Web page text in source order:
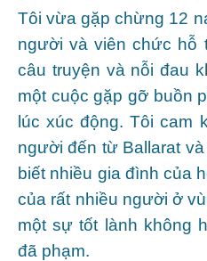
Tôi vừa gặp chừng 12
người và viên chức hỗ
câu truyện và nỗi đau
một cuộc gặp gỡ buồn
lúc xúc động. Tôi cam
người đến từ Ballarat
biết nhiều gia đình của
của rất nhiều người ở
một sự tốt lành không
đã phạm.